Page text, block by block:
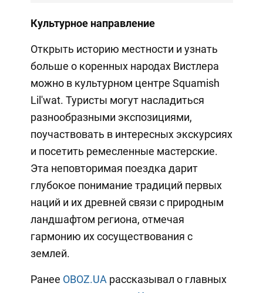
Культурное направление
Открыть историю местности и узнать
больше о коренных народах Вистлера
можно в культурном центре Squamish
Lil'wat. Туристы могут насладиться
разнообразными экспозициями,
поучаствовать в интересных экскурсиях
и посетить ремесленные мастерские.
Эта неповторимая поездка дарит
глубокое понимание традиций первых
наций и их древней связи с природным
ландшафтом региона, отмечая
гармонию их сосуществования с
землей.
Ранее OBOZ.UA рассказывал о главных